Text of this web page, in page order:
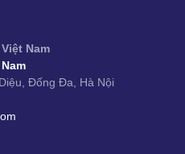
Nam
Đống Đa, Hà Nội